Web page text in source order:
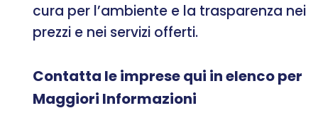
cura per l’ambiente e la trasparenza nei
prezzi e nei servizi offerti.
Contatta le imprese qui in elenco per
Maggiori Informazioni